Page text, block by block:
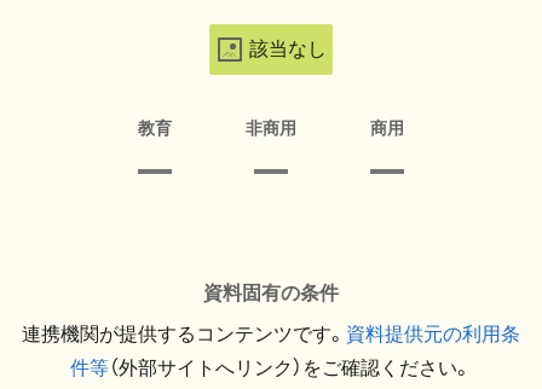
該当なし
教育 非商用 商用
資料固有の条件
連携機関が提供するコンテンツです。 資料提供元の利用条
件等（外部サイトへリンク）をご確認ください。